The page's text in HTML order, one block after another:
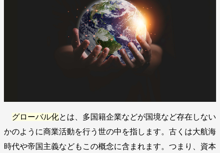
グローバル化とは、多国籍企業などが国境など存在しない
かのように商業活動を行う世の中を指します。古くは大航海
時代や帝国主義などもこの概念に含まれます。つまり、資本